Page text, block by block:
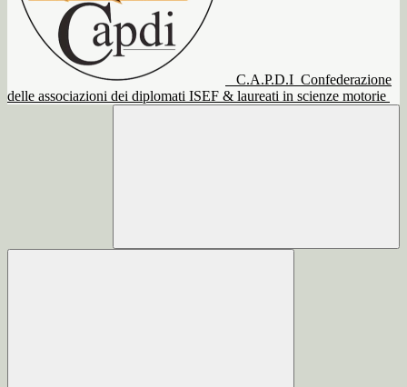
C.A.P.D.I Confederazione
delle associazioni dei diplomati ISEF & laureati in scienze motorie